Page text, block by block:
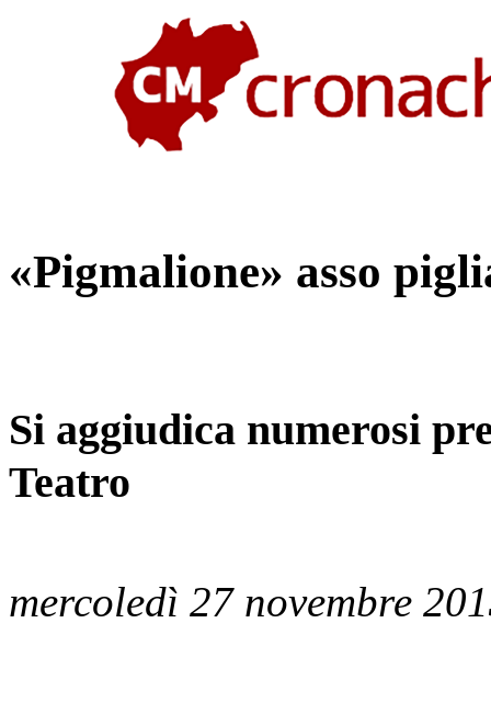
«Pigmalione» asso
Si aggiudica numerosi
Teatro
mercoledì 27 novembre